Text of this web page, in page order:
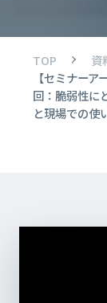
TOP
資
【セミナー
回：脆弱性に
と現場での使